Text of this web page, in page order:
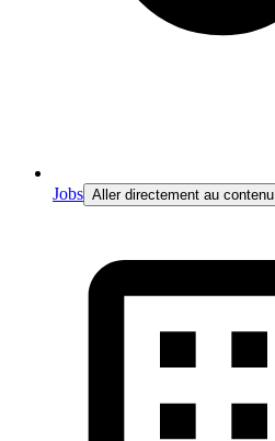
Jobs Aller directement au contenu